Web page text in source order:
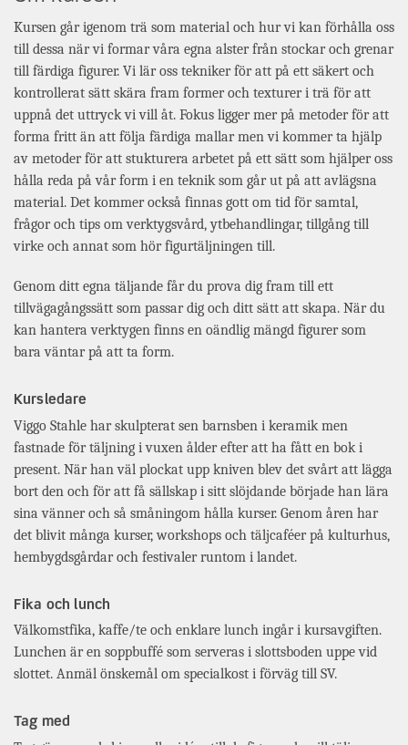
Kursen går igenom trä som material och hur vi kan förhålla oss
till dessa när vi formar våra egna alster från stockar och grenar
till färdiga figurer. Vi lär oss tekniker för att på ett säkert och
kontrollerat sätt skära fram former och texturer i trä för att
uppnå det uttryck vi vill åt. Fokus ligger mer på metoder för att
forma fritt än att följa färdiga mallar men vi kommer ta hjälp
av metoder för att stukturera arbetet på ett sätt som hjälper oss
hålla reda på vår form i en teknik som går ut på att avlägsna
material. Det kommer också finnas gott om tid för samtal,
frågor och tips om verktygsvård, ytbehandlingar, tillgång till
virke och annat som hör figurtäljningen till.
Genom ditt egna täljande får du prova dig fram till ett
tillvägagångssätt som passar dig och ditt sätt att skapa. När du
kan hantera verktygen finns en oändlig mängd figurer som
bara väntar på att ta form.
Kursledare
Viggo Stahle har skulpterat sen barnsben i keramik men
fastnade för täljning i vuxen ålder efter att ha fått en bok i
present. När han väl plockat upp kniven blev det svårt att lägga
bort den och för att få sällskap i sitt slöjdande började han lära
sina vänner och så småningom hålla kurser. Genom åren har
det blivit många kurser, workshops och täljcaféer på kulturhus,
hembygdsgårdar och festivaler runtom i landet.
Fika och lunch
Välkomstfika, kaffe/te och enklare lunch ingår i kursavgiften.
Lunchen är en soppbuffé som serveras i slottsboden uppe vid
slottet. Anmäl önskemål om specialkost i förväg till SV.
Tag med